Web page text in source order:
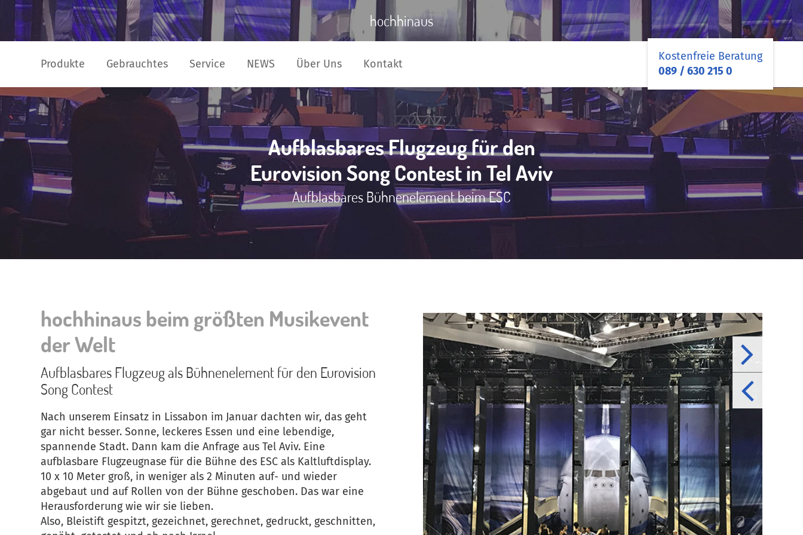
hochhinaus
Produkte Gebrauchtes Service NEWS Über Uns Kontakt
Kostenfreie Beratung
089 / 630 215 0
Aufblasbares Flugzeug für den
Eurovision Song Contest in Tel Aviv
Aufblasbares Bühnenelement beim ESC
hochhinaus beim größten Musikevent
der Welt
Aufblasbares Flugzeug als Bühnenelement für den Eurovision
Song Contest
Nach unserem Einsatz in Lissabon im Januar dachten wir, das geht
gar nicht besser. Sonne, leckeres Essen und eine lebendige,
spannende Stadt. Dann kam die Anfrage aus Tel Aviv. Eine
aufblasbare Flugzeugnase für die Bühne des ESC als Kaltluftdisplay.
10 x 10 Meter groß, in weniger als 2 Minuten auf- und wieder
abgebaut und auf Rollen von der Bühne geschoben. Das war eine
Herausforderung wie wir sie lieben.
Also, Bleistift gespitzt, gezeichnet, gerechnet, gedruckt, geschnitten,